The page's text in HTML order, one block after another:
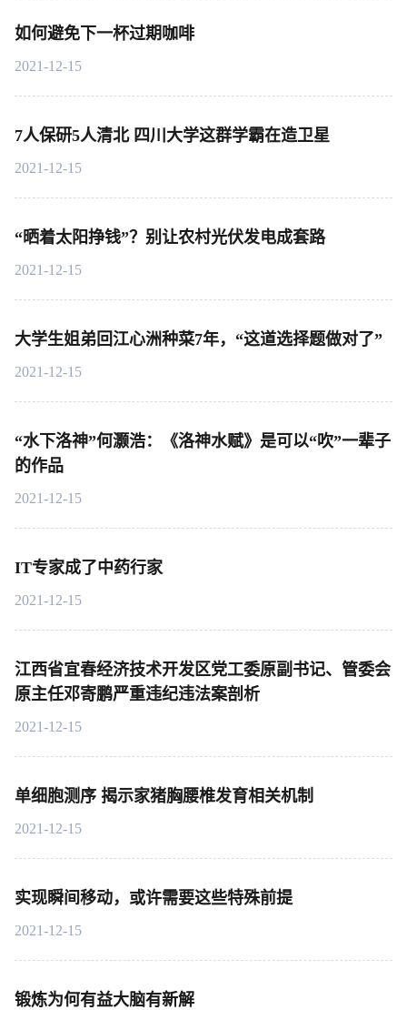
如何避免下一杯过期咖啡
2021-12-15
7人保研5人清北 四川大学这群学霸在造卫星
2021-12-15
“晒着太阳挣钱”？别让农村光伏发电成套路
2021-12-15
大学生姐弟回江心洲种菜7年，“这道选择题做对了”
2021-12-15
“水下洛神”何灏浩：《洛神水赋》是可以“吹”一辈子
的作品
2021-12-15
IT专家成了中药行家
2021-12-15
江西省宜春经济技术开发区党工委原副书记、管委会
原主任邓寄鹏严重违纪违法案剖析
2021-12-15
单细胞测序 揭示家猪胸腰椎发育相关机制
2021-12-15
实现瞬间移动，或许需要这些特殊前提
2021-12-15
锻炼为何有益大脑有新解